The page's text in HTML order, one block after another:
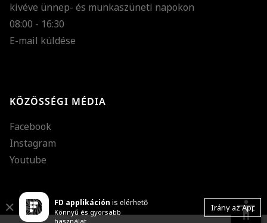
kivéve ünnep- és munkaszüneti napokon
08:00 - 16:30
E-mail küldése
KÖZÖSSÉGI MÉDIA
Facebook
Instagram
Youtube
FD applikáción is elérhető
Könnyű és gyorsabb
használat
Irány az App
Close accessibility
Nagy kurzor